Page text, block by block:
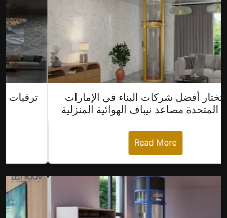
لماذا تختار أفضل شركات البناء في الإمارات
العربية المتحدة مصاعد نيباف الهوائية المنزلية